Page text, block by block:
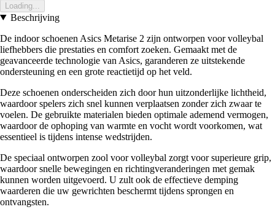
Loading...
Beschrijving
De indoor schoenen Asics Metarise 2 zijn ontworpen voor volleybal
liefhebbers die prestaties en comfort zoeken. Gemaakt met de
geavanceerde technologie van Asics, garanderen ze uitstekende
ondersteuning en een grote reactietijd op het veld.
Deze schoenen onderscheiden zich door hun uitzonderlijke lichtheid,
waardoor spelers zich snel kunnen verplaatsen zonder zich zwaar te
voelen. De gebruikte materialen bieden optimale ademend vermogen,
waardoor de ophoping van warmte en vocht wordt voorkomen, wat
essentieel is tijdens intense wedstrijden.
De speciaal ontworpen zool voor volleybal zorgt voor superieure grip,
waardoor snelle bewegingen en richtingveranderingen met gemak
kunnen worden uitgevoerd. U zult ook de effectieve demping
waarderen die uw gewrichten beschermt tijdens sprongen en
ontvangsten.